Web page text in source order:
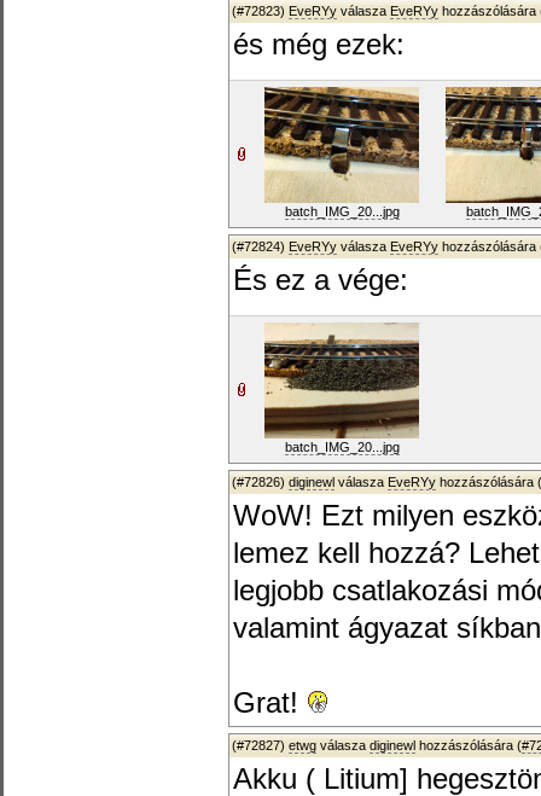
(#72823) EveRYy válasza EveRYy hozzászólására
és még ezek:
batch_IMG_20...jpg
(#72824) EveRYy válasza EveRYy hozzászólására
És ez a vége:
batch_IMG_20...jpg
(#72826) diginewl válasza EveRYy hozzászólására (
WoW! Ezt milyen
lemez kell hozzá?
legjobb csatlakozási
valamint ágyazat
Grat!
(#72827) etwg válasza diginewl hozzászólására (
Akku ( Litium]